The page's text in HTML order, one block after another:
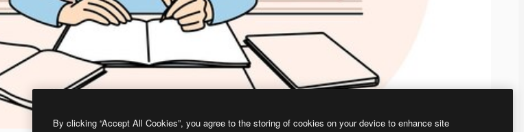
By clicking “Accept All Cookies”, you agree to the storing of cookies on your device to enhance site